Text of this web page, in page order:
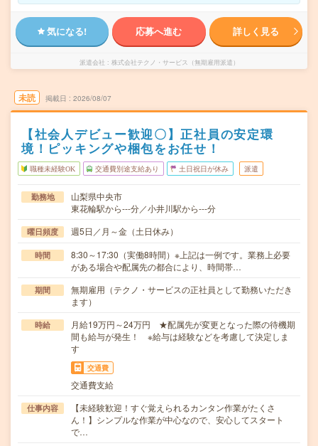
気になる! 応募へ進む 詳しく見る
派遣会社 株式会社テクノ・サービス（無期雇用派遣）
未読 掲載日 2026/08/07
【社会人デビュー歓迎〇】正社員の安定環
境！ピッキングや梱包をお任せ！
職種未経験OK 交通費別途支給あり 土日祝日が休み 派遣
勤務地
山梨県中央市
東花輪駅から---分／小井川駅から---分
曜日頻度 週5日／月～金（土日休み）
時間
8:30～17:30（実働8時間）※上記は一例です。業務上必要
がある場合や配属先の都合により、時間帯…
期間
無期雇用（テクノ・サービスの正社員として勤務いただき
ます）
時給
月給19万円～24万円 ★配属先が変更となった際の待機期
間も給与が発生！ ※給与は経験などを考慮して決定しま
す
交通費
交通費支給
仕事内容
【未経験歓迎！すぐ覚えられるカンタン作業がたくさ
ん！】シンプルな作業が中心なので、安心してスタート
で…